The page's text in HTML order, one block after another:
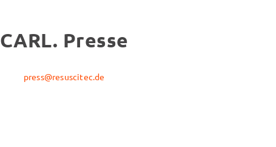
CARL. Presse
press@resuscitec.de